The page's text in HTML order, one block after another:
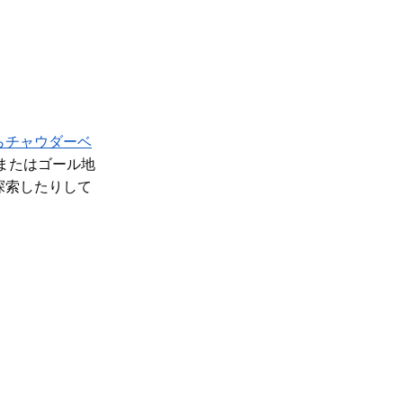
チャウダーベ
たはゴール地
索したりして